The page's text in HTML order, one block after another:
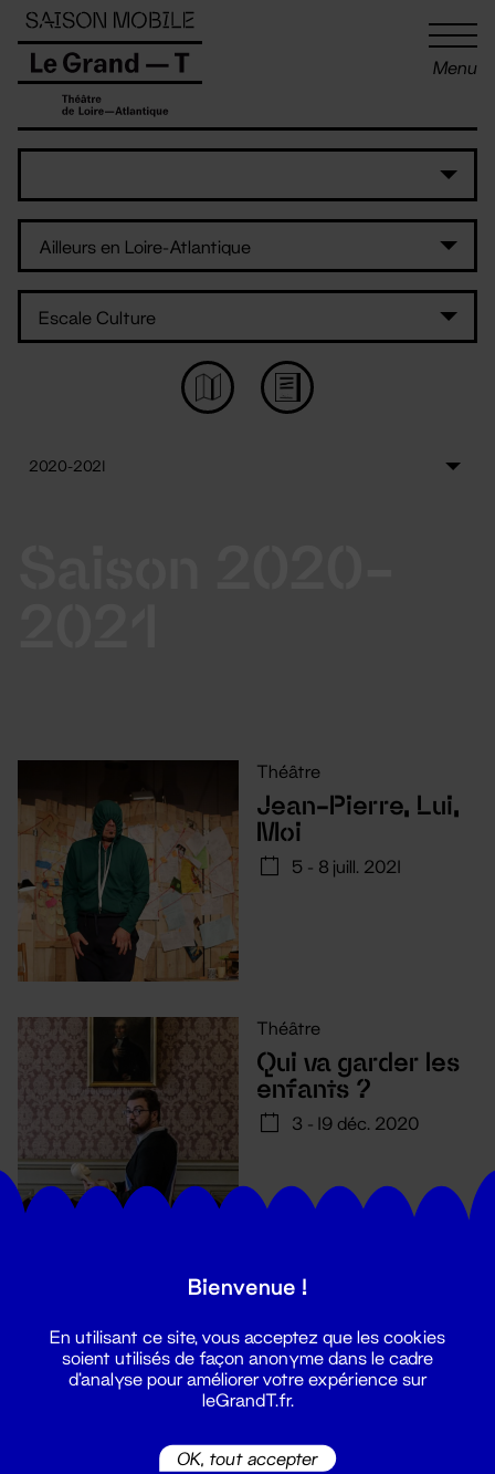
Menu
Théâtre
Jean-Pierre, Lui,
Moi
5 - 8 juill. 2021
Théâtre
Qui va garder les
enfants ?
3 - 19 déc. 2020
Suivez toutes les actualités du
Panneau de gestion des cookies
Bienvenue !
En utilisant ce site, vous acceptez que les cookies
soient utilisés de façon anonyme dans le cadre
d'analyse pour améliorer votre expérience sur
leGrandT.fr.
OK, tout accepter